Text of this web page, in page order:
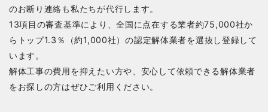
のお断り連絡も私たちが代行します。
13項目の審査基準により、全国に点在する業者約75,000社か
らトップ1.3％（約1,000社）の認定解体業者を選抜し登録して
います。
解体工事の費用を抑えたい方や、安心して依頼できる解体業者
をお探しの方はぜひご利用ください。